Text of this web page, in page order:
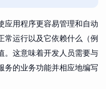
应用程序更容易管理和自动
常运行以及它依赖什么（例
。这意味着开发人员需要与
务的业务功能并相应地编写